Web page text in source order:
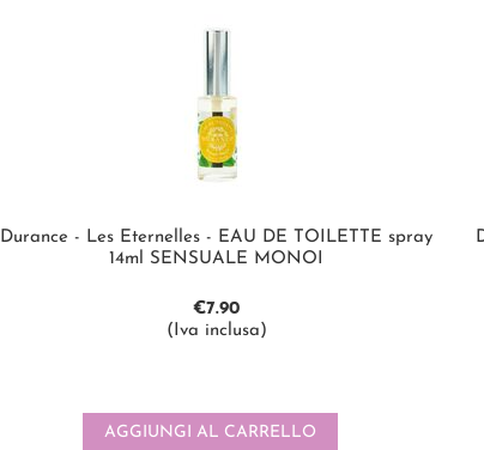
Durance - Les Eternelles - EAU DE TOILETTE spray
14ml SENSUALE MONOI
€7.90
(Iva inclusa)
AGGIUNGI AL CARRELLO